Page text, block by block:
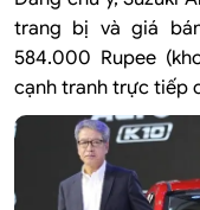
trang bị và giá
584.000 Rupee
cạnh tranh trực tiếp